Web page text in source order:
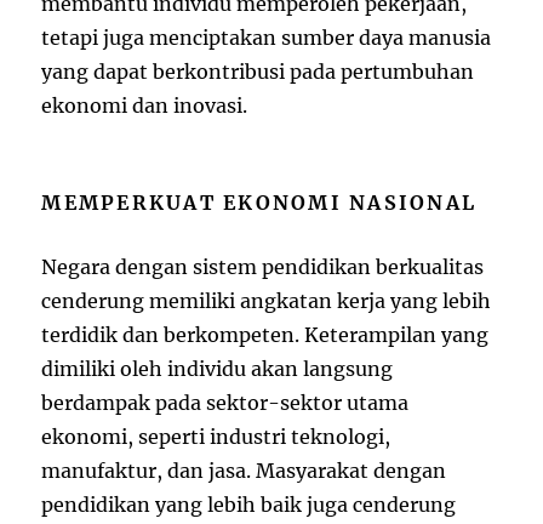
tetapi juga menciptakan sumber daya manusia
yang dapat berkontribusi pada pertumbuhan
ekonomi dan inovasi.
MEMPERKUAT EKONOMI NASIONAL
Negara dengan sistem pendidikan berkualitas
cenderung memiliki angkatan kerja yang lebih
terdidik dan berkompeten. Keterampilan yang
dimiliki oleh individu akan langsung
berdampak pada sektor-sektor utama
ekonomi, seperti industri teknologi,
manufaktur, dan jasa. Masyarakat dengan
pendidikan yang lebih baik juga cenderung